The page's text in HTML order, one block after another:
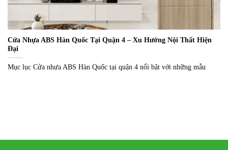
Cửa Nhựa ABS Hàn Quốc Tại Quận 4 – Xu Hướng Nội Thất Hiện
Đại
Mục lục Cửa nhựa ABS Hàn Quốc tại quận 4 nổi bật với những mẫu